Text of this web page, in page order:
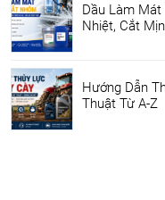
Dầu Làm
Nhiệt, Cắt
Hướng Dẫn
Thuật Từ A-Z